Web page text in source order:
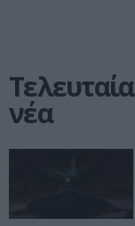
Τελευταία
νέα